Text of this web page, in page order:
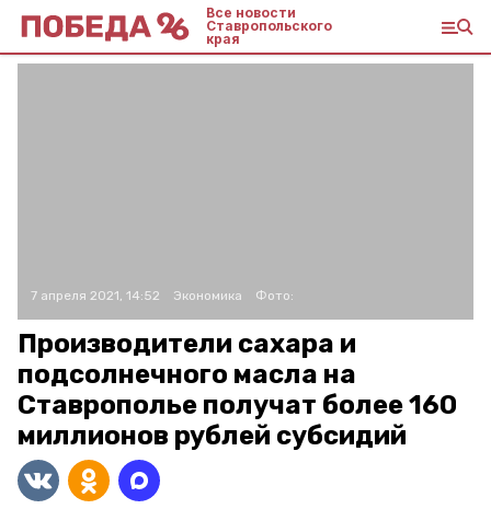
Все новости
Ставропольского
края
7 апреля 2021, 14:52 Экономика Фото:
Производители сахара и
подсолнечного масла на
Ставрополье получат более 160
миллионов рублей субсидий